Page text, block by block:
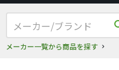
メーカー一覧から商品を探す